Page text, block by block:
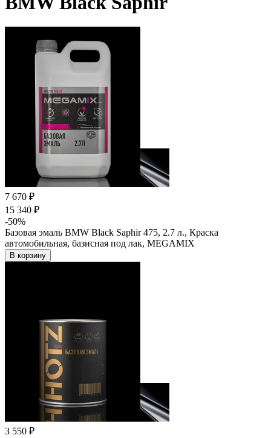
7 670 ₽
15 340 ₽
-50%
Базовая эмаль BMW Black Saphir 475, 2.7 л., Краска
автомобильная, базисная под лак, MEGAMIX
В корзину
3 550 ₽